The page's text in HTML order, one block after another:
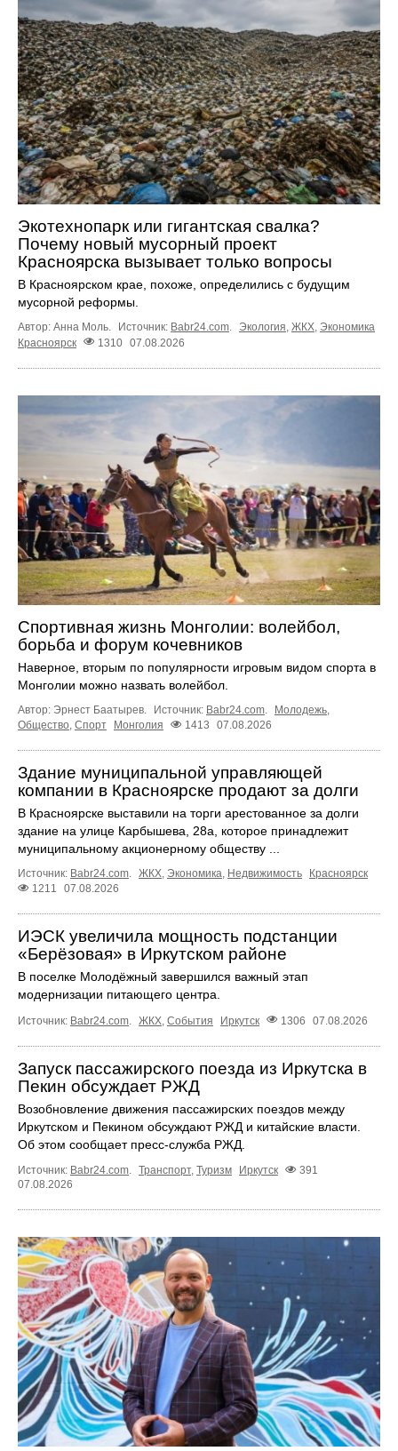
Экотехнопарк или гигантская свалка?
Почему новый мусорный проект
Красноярска вызывает только вопросы
В Красноярском крае, похоже, определились с будущим
мусорной реформы.
Автор: Анна Моль. Источник: Babr24.com. Экология, ЖКХ, Экономика
Красноярск
1310 07.08.2026
Спортивная жизнь Монголии: волейбол,
борьба и форум кочевников
Наверное, вторым по популярности игровым видом спорта в
Монголии можно назвать волейбол.
Автор: Эрнест Баатырев. Источник: Babr24.com. Молодежь,
Общество, Спорт Монголия 1413 07.08.2026
Здание муниципальной управляющей
компании в Красноярске продают за долги
В Красноярске выставили на торги арестованное за долги
здание на улице Карбышева, 28а, которое принадлежит
муниципальному акционерному обществу ...
Источник: Babr24.com. ЖКХ, Экономика, Недвижимость
Красноярск
1211
07.08.2026
ИЭСК увеличила мощность подстанции
«Берёзовая» в Иркутском районе
В поселке Молодёжный завершился важный этап
модернизации питающего центра.
Источник: Babr24.com ЖКХ События Иркутск 1306 07.08.2026
Запуск пассажирского поезда из Иркутска в
Пекин обсуждает РЖД
Возобновление движения пассажирских поездов между
Иркутском и Пекином обсуждают РЖД и китайские власти.
Об этом сообщает пресс‑служба РЖД.
Источник: Babr24.com Транспорт, Туризм Иркутск
391
07.08.2026